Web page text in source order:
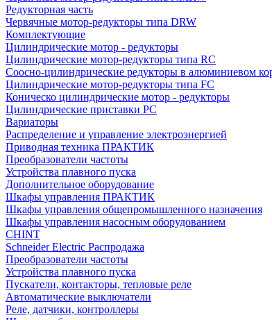
Редукторная часть
Червячные мотор-редукторы типа DRW
Комплектующие
Цилиндрические мотор - редукторы
Цилиндрические мотор-редукторы типа RC
Соосно-цилиндрические редукторы в алюминиевом
Цилиндрические мотор-редукторы типа FC
Коническо цилиндрические мотор - редукторы
Цилиндрические приставки PC
Вариаторы
Распределение и управление электроэнергией
Приводная техника ПРАКТИК
Преобразователи частоты
Устройства плавного пуска
Дополнительное оборудование
Шкафы управления ПРАКТИК
Шкафы управления общепромышленного назначения
Шкафы управления насосным оборудованием
CHINT
Schneider Electric Распродажа
Преобразователи частоты
Устройства плавного пуска
Пускатели, контакторы, тепловые реле
Автоматические выключатели
Реле, датчики, контроллеры